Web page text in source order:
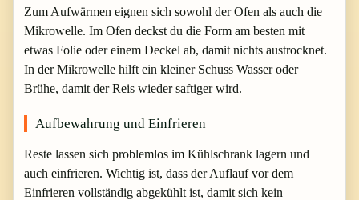
Zum Aufwärmen eignen sich sowohl der Ofen als auch die
Mikrowelle. Im Ofen deckst du die Form am besten mit
etwas Folie oder einem Deckel ab, damit nichts austrocknet.
In der Mikrowelle hilft ein kleiner Schuss Wasser oder
Brühe, damit der Reis wieder saftiger wird.
Aufbewahrung und Einfrieren
Reste lassen sich problemlos im Kühlschrank lagern und
auch einfrieren. Wichtig ist, dass der Auflauf vor dem
Einfrieren vollständig abgekühlt ist, damit sich kein